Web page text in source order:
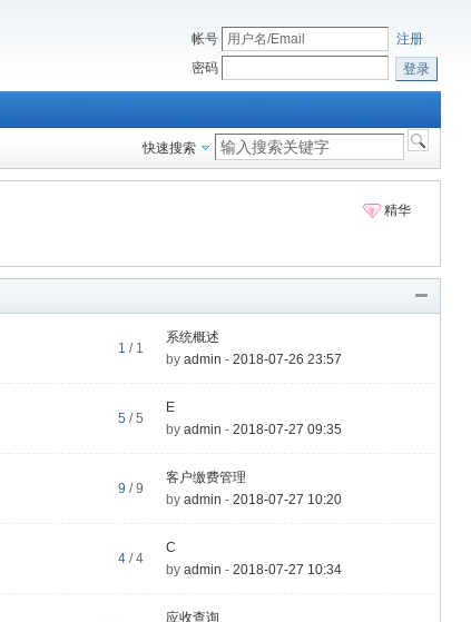
帐号
注册
密码
登录
快速搜索
精华
1 / 1
系统概述
by admin - 2018-07-26 23:57
5 / 5
E
by admin - 2018-07-27 09:35
9 / 9
客户缴费管理
by admin - 2018-07-27 10:20
4/ 4
C
by admin - 2018-07-27 10:34
应收查询